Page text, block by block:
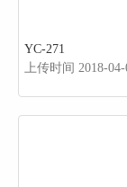
YC-271
上传时间 2018-04-